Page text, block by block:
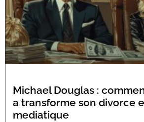
Michael Douglas :
a transforme son divorce
mediatique